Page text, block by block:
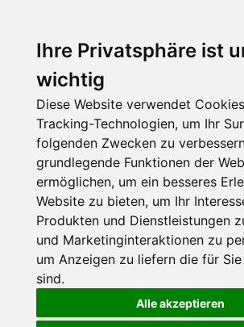
Ihre Privatsphäre ist
wichtig
Diese Website verwendet
Tracking-Technologien, um Ihr
folgenden Zwecken zu
grundlegende Funktionen der
ermöglichen, um ein besseres
Website zu bieten, um Ihr
Produkten und Dienstleistungen
und Marketinginteraktionen zu
um Anzeigen zu liefern die für
sind.
Alle akzeptieren